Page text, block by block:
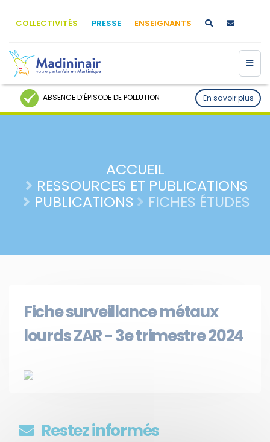
COLLECTIVITÉS PRESSE ENSEIGNANTS
ABSENCE D’ÉPISODE DE POLLUTION En savoir plus
ACCUEIL
RESSOURCES ET PUBLICATIONS
PUBLICATIONS
FICHES ÉTUDES
Fiche surveillance métaux
lourds ZAR - 3e trimestre 2024
Restez informés